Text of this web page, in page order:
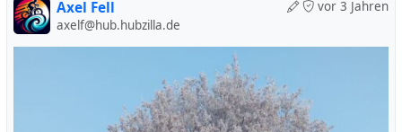
und allem Komfort, doch ziemlich schwer ist und sich
deswegen bei weitem nicht so schnell bewegt wie etwa
mein Schwarzer Bulle. Knapp eine Stunde für die etwas
über 15 Kilometer ist dann doch auf die Dauer zu
langsam. Deswegen werde ich ab morgen wieder den
Schwarzen Bullen nehmen.
vor 3 Jahren
Axel Fell
axelf@hub.hubzilla.de